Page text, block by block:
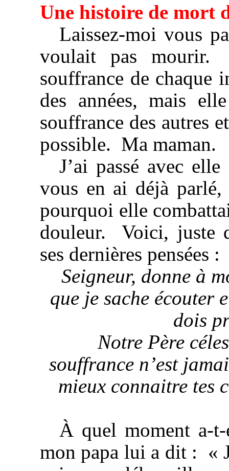
Une histoire de mort
Laissez-moi vous
voulait pas mourir.
souffrance de chaque
des années, mais
souffrance des autres
possible. Ma maman.
J’ai passé avec
vous en ai déjà
pourquoi elle
douleur. Voici, juste
ses dernières pensées :
Seigneur, donne à
que je sache écouter
dois
Notre Père
souffrance n’est
mieux connaitre tes
À quel moment a-
mon papa lui a dit : «